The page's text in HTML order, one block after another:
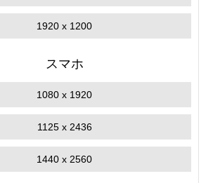
1920 x 1200
スマホ
1080 x 1920
1125 x 2436
1440 x 2560